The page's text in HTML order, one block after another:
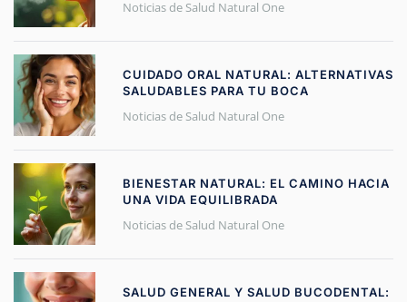
Noticias de Salud Natural One
CUIDADO ORAL NATURAL: ALTERNATIVAS
SALUDABLES PARA TU BOCA
Noticias de Salud Natural One
BIENESTAR NATURAL: EL CAMINO HACIA
UNA VIDA EQUILIBRADA
Noticias de Salud Natural One
SALUD GENERAL Y SALUD BUCODENTAL: